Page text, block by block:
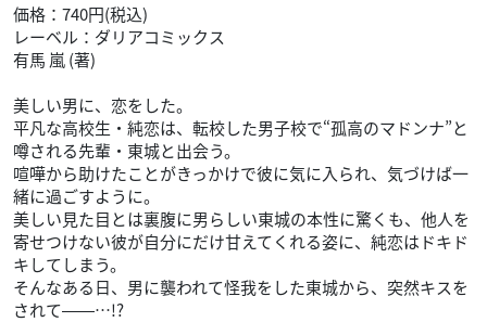
価格：740円(税込)
レーベル：ダリアコミックス
有馬 嵐 (著)
美しい男に、恋をした。
平凡な高校生・純恋は、転校した男子校で“孤高のマドンナ”と
噂される先輩・東城と出会う。
喧嘩から助けたことがきっかけで彼に気に入られ、気づけば一
緒に過ごすように。
美しい見た目とは裏腹に男らしい東城の本性に驚くも、他人を
寄せつけない彼が自分にだけ甘えてくれる姿に、純恋はドキド
キしてしまう。
そんなある日、男に襲われて怪我をした東城から、突然キスを
されて――…!?